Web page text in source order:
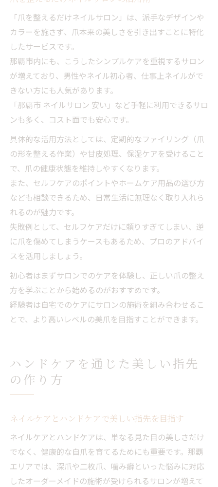
「爪を整えるだけネイルサロン」は、派手なデザインや
カラーを施さず、爪本来の美しさを引き出すことに特化
したサービスです。
那覇市内にも、こうしたシンプルケアを重視するサロン
が増えており、男性やネイル初心者、仕事上ネイルがで
きない方にも人気があります。
「那覇市 ネイルサロン 安い」など手軽に利用できるサロ
ンも多く、コスト面でも安心です。
具体的な活用方法としては、定期的なファイリング（爪
の形を整える作業）や甘皮処理、保湿ケアを受けること
で、爪の健康状態を維持しやすくなります。
また、セルフケアのポイントやホームケア用品の選び方
なども相談できるため、日常生活に無理なく取り入れら
れるのが魅力です。
失敗例として、セルフケアだけに頼りすぎてしまい、逆
に爪を傷めてしまうケースもあるため、プロのアドバイ
スを活用しましょう。
初心者はまずサロンでのケアを体験し、正しい爪の整え
方を学ぶことから始めるのがおすすめです。
経験者は自宅でのケアにサロンの施術を組み合わせるこ
とで、より高いレベルの美爪を目指すことができます。
ハンドケアを通じた美しい指先
の作り方
ネイルケアとハンドケアで美しい指先を目指す
ネイルケアとハンドケアは、単なる見た目の美しさだけ
でなく、健康的な自爪を育てるためにも重要です。那覇
エリアでは、深爪や二枚爪、噛み癖といった悩みに対応
したオーダーメイドの施術が受けられるサロンが増えて